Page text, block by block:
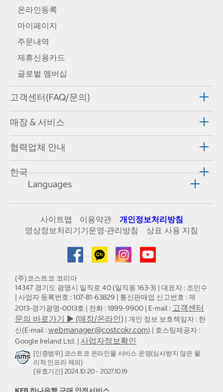
온라인등록
마이페이지
주문내역
제휴신용카드
글로벌 멤버십
고객센터(FAQ/문의)
매장 & 서비스
협력업체 안내
한국
Languages
사이트맵 이용약관
개인정보처리방침
영상정보처리기기운영·관리방침
상표 사용 지침
(주)코스트코 코리아
14347 경기도 광명시 일직로 40 (일직동 163-3) | 대표자 : 조민수
| 사업자 등록번호 : 107-81-63829 | 통신판매업 신고번호 : 제
2013-경기광명-0013호 | 전화 : 1899-9900 | E-mail : 고객센터
문의 바로가기 ▶ (매장/온라인) | 개인 정보 보호책임자 : 한
신(E-mail :webmanager@costcokr.com) | 호스팅제공자 :
Google Ireland Ltd. | 사업자정보확인
[인증범위] 코스트코 온라인몰 서비스 운영(심사받지 않은 물
리적 인프라 제외)
[유효기간] 2024.10.20 - 2027.10.19